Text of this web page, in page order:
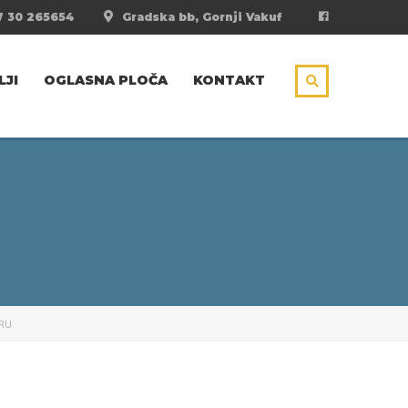
Gradska bb, Gornji Vakuf
30 265654
OGLASNA PLOČA KONTAKT